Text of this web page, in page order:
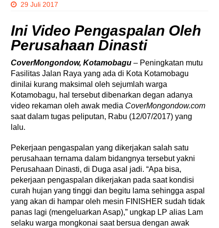
29 Juli 2017
Ini Video Pengaspalan Oleh
Perusahaan Dinasti
CoverMongondow, Kotamobagu– Peningkatan mutu
Fasilitas Jalan Raya yang ada di Kota Kotamobagu
dinilai kurang maksimal oleh sejumlah warga
Kotamobagu, hal tersebut dibenarkan degan adanya
video rekaman oleh awak media CoverMongondow.com
saat dalam tugas peliputan, Rabu (12/07/2017) yang
lalu.
Pekerjaan pengaspalan yang dikerjakan salah satu
perusahaan ternama dalam bidangnya tersebut yakni
Perusahaan Dinasti, di Duga asal jadi. “Apa bisa,
pekerjaan pengaspalan dikerjakan pada saat kondisi
curah hujan yang tinggi dan begitu lama sehingga aspal
yang akan di hampar oleh mesin FINISHER sudah tidak
panas lagi (mengeluarkan Asap),” ungkap LP alias Lam
selaku warga mongkonai saat bersua dengan awak